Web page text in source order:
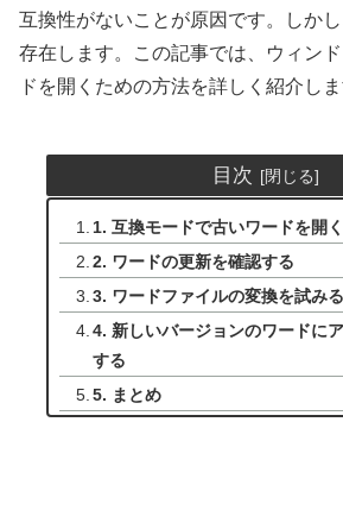
互換性がないことが原因です。しか
存在します。この記事では、ウィン
ドを開くための方法を詳しく紹介しま
目次
1. 互換モードで古いワードを開く
2. ワードの更新を確認する
3. ワードファイルの変換を試みる
4. 新しいバージョンのワードに
する
5. まとめ